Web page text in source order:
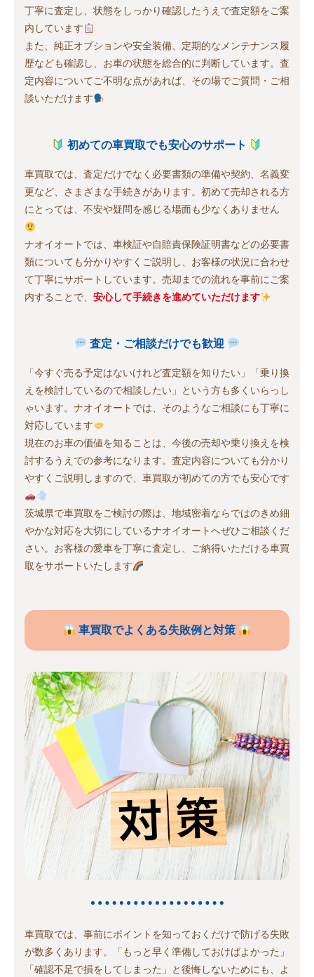
丁寧に査定し、状態をしっかり確認したうえで査定額をご案
内しています
また、純正オプションや安全装備、定期的なメンテナンス履
歴なども確認し、お車の状態を総合的に判断しています。査
定内容についてご不明な点があれば、その場でご質問・ご相
談いただけます
初めての車買取でも安心のサポート
車買取では、査定だけでなく必要書類の準備や契約、名義変
更など、さまざまな手続きがあります。初めて売却される方
にとっては、不安や疑問を感じる場面も少なくありません
ナオイオートでは、車検証や自賠責保険証明書などの必要書
類についても分かりやすくご説明し、お客様の状況に合わせ
て丁寧にサポートしています。売却までの流れを事前にご案
内することで、 安心して手続きを進めていただけます
査定・ご相談だけでも歓迎
「今すぐ売る予定はないけれど査定額を知りたい」「乗り換
えを検討しているので相談したい」という方も多くいらっし
ゃいます。ナオイオートでは、そのようなご相談にも丁寧に
対応しています
現在のお車の価値を知ることは、今後の売却や乗り換えを検
討するうえでの参考になります。査定内容についても分かり
やすくご説明しますので、車買取が初めての方でも安心です
茨城県で車買取をご検討の際は、地域密着ならではのきめ細
やかな対応を大切にしているナオイオートへぜひご相談くだ
さい。お客様の愛車を丁寧に査定し、ご納得いただける車買
取をサポートいたします
車買取でよくある失敗例と対策
車買取では、事前にポイントを知っておくだけで防げる失敗
が数多くあります。「もっと早く準備しておけばよかった」
「確認不足で損をしてしまった」と後悔しないためにも、よ